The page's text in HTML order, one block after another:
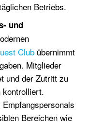
Betriebs.
und
Club übernimmt
Mitglieder
und der Zutritt zu
kontrolliert.
Bereichen wie